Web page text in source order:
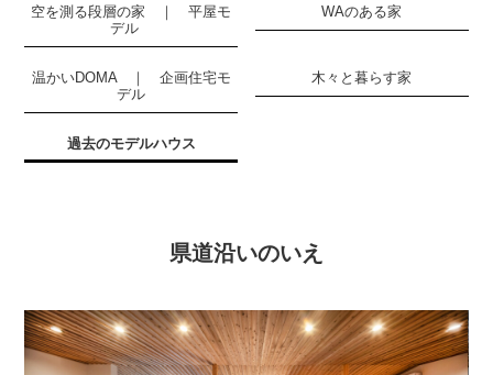
空を測る段層の家 ｜ 平屋モ
デル
WAのある家
温かいDOMA ｜ 企画住宅モ
デル
木々と暮らす家
過去のモデルハウス
県道沿いのいえ